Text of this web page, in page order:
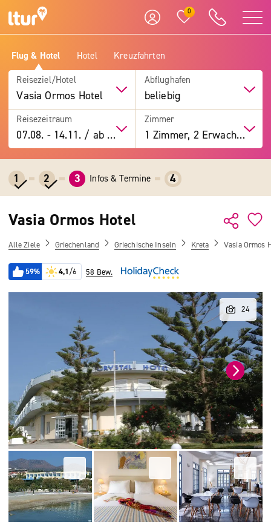
0
Flug & Hotel Hotel Kreuzfahrten
Reiseziel/Hotel
Vasia Ormos Hotel
Abflughafen
beliebig
Reisezeitraum
07.08. -14.11. / ab 7 Tage
Zimmer
1 Zimmer, 2 Erwachsene
1 2 3 Infos & Termine 4
Vasia Ormos Hotel
Alle Ziele Griechenland Griechische Inseln Kreta Vasia Ormos
59% 4,1/6 58 Bew.